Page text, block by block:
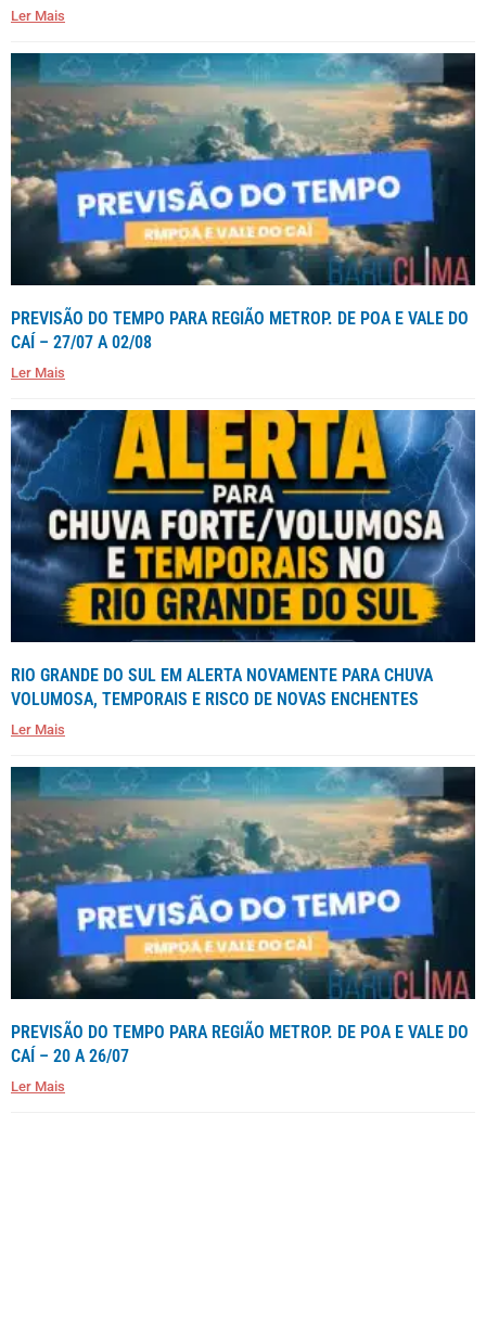
Ler Mais
PREVISÃO DO TEMPO PARA REGIÃO METROP. DE POA E VALE DO
CAÍ – 27/07 A 02/08
Ler Mais
RIO GRANDE DO SUL EM ALERTA NOVAMENTE PARA CHUVA
VOLUMOSA, TEMPORAIS E RISCO DE NOVAS ENCHENTES
Ler Mais
PREVISÃO DO TEMPO PARA REGIÃO METROP. DE POA E VALE DO
CAÍ – 20 A 26/07
Ler Mais